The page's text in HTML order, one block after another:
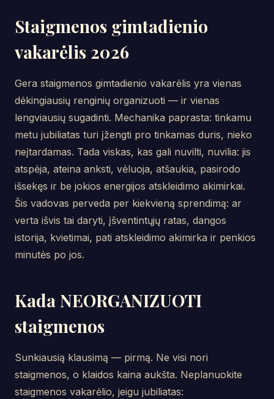
Staigmenos gimtadienio
vakarėlis 2026
Gera staigmenos gimtadienio vakarėlis yra vienas
dėkingiausių renginių organizuoti — ir vienas
lengviausių sugadinti. Mechanika paprasta: tinkamu
metu jubiliatas turi įžengti pro tinkamas duris, nieko
neįtardamas. Tada viskas, kas gali nuvilti, nuvilia: jis
atspėja, ateina anksti, vėluoja, atšaukia, pasirodo
išsekęs ir be jokios energijos atskleidimo akimirkai.
Šis vadovas perveda per kiekvieną sprendimą: ar
verta išvis tai daryti, įšventintųjų ratas, dangos
istorija, kvietimai, pati atskleidimo akimirka ir penkios
minutės po jos.
Kada NEORGANIZUOTI
staigmenos
Sunkiausią klausimą — pirmą. Ne visi nori
staigmenos, o klaidos kaina aukšta. Neplanuokite
staigmenos vakarėlio, jeigu jubiliatas: